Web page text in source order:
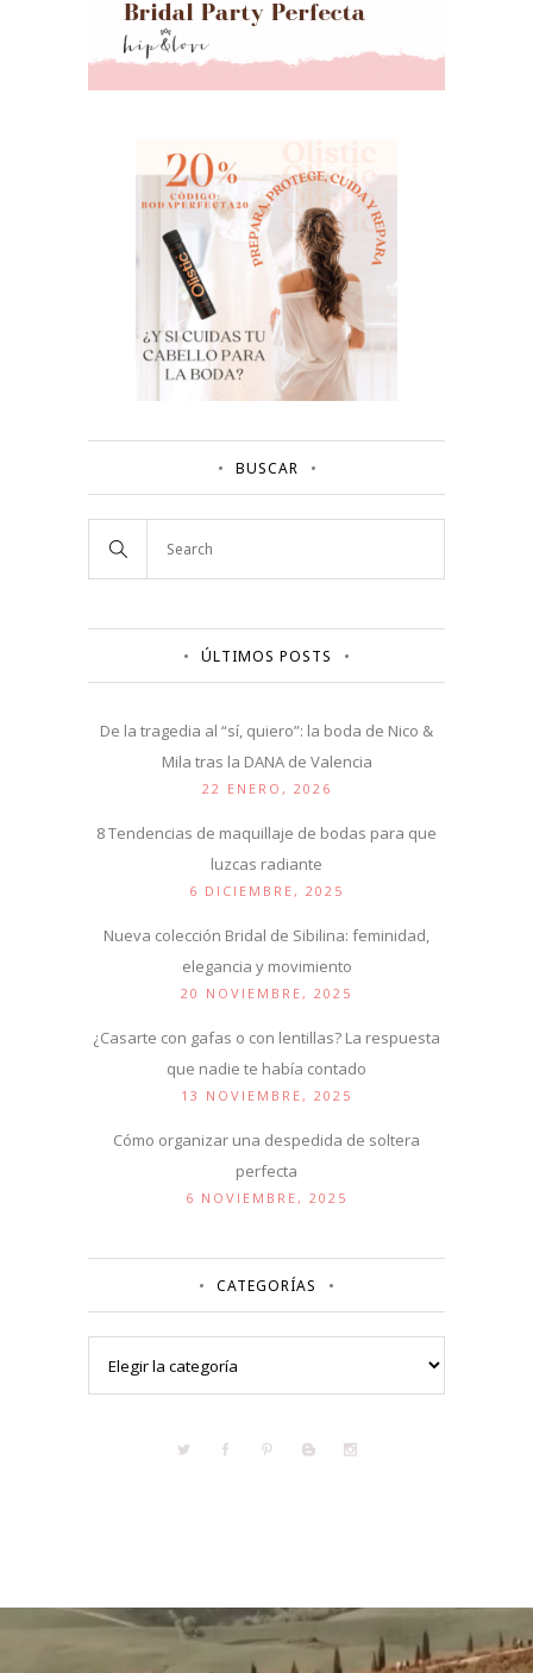
BUSCAR
ÚLTIMOS POSTS
De la tragedia al “sí, quiero”: la boda de Nico &
Mila tras la DANA de Valencia
22 ENERO, 2026
8 Tendencias de maquillaje de bodas para que
luzcas radiante
6 DICIEMBRE, 2025
Nueva colección Bridal de Sibilina: feminidad,
elegancia y movimiento
20 NOVIEMBRE, 2025
¿Casarte con gafas o con lentillas? La respuesta
que nadie te había contado
13 NOVIEMBRE, 2025
Cómo organizar una despedida de soltera
perfecta
6 NOVIEMBRE, 2025
CATEGORÍAS